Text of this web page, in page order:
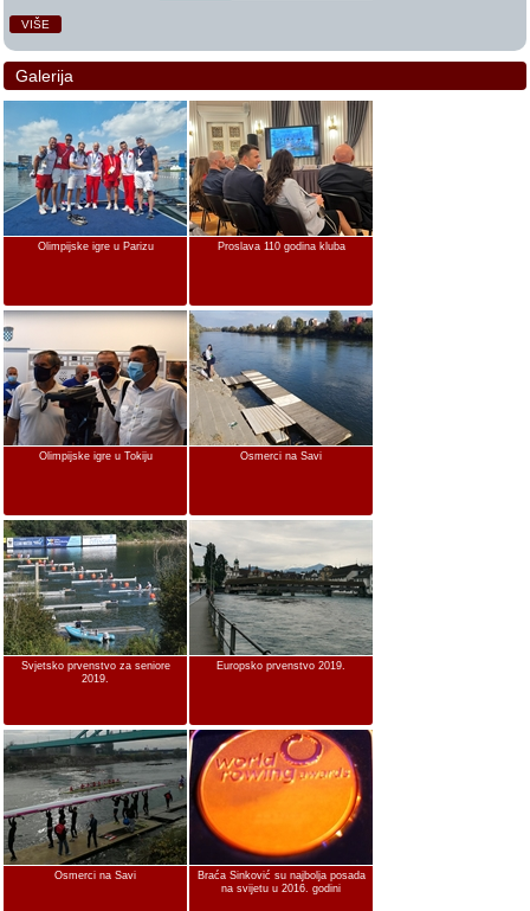
VIŠE
Galerija
Olimpijske igre u Parizu Proslava 110 godina kluba
Olimpijske igre u Tokiju Osmerci na Savi
Svjetsko prvenstvo za seniore
2019.
Europsko prvenstvo 2019.
Osmerci na Savi
Braća Sinković su najbolja posada
na svijetu u 2016. godini